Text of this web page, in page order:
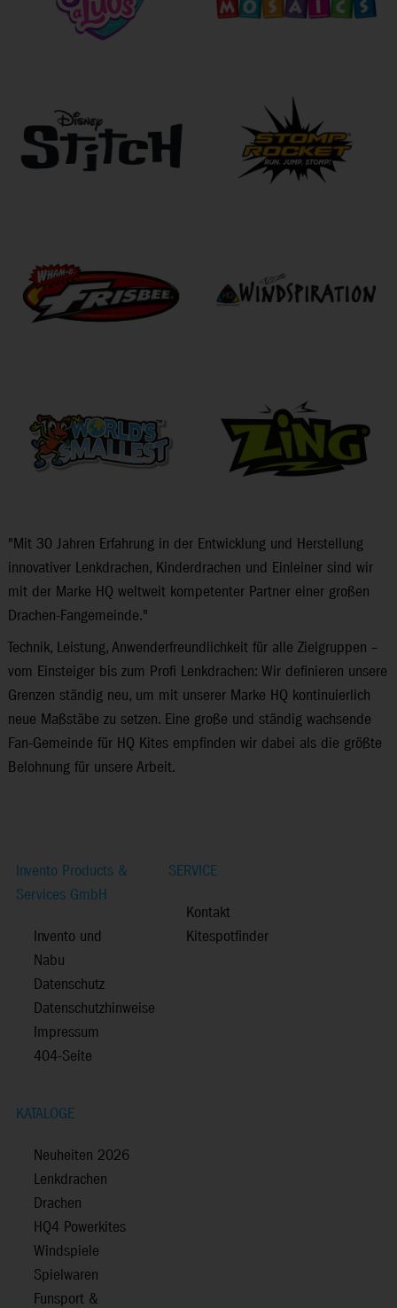
"Mit 30 Jahren Erfahrung in der Entwicklung und Herstellung
innovativer Lenkdrachen, Kinderdrachen und Einleiner sind wir
mit der Marke HQ weltweit kompetenter Partner einer großen
Drachen-Fan­gemeinde."
Technik, Leistung, Anwenderfreundlichkeit für alle Zielgruppen –
vom Einsteiger bis zum Profi Lenkdrachen: Wir definieren unsere
Grenzen ständig neu, um mit unserer Marke HQ kontinuierlich
neue Maßstäbe zu setzen. Eine große und ständig wachsende
Fan-Gemeinde für HQ Kites empfinden wir dabei als die größte
Belohnung für unsere Arbeit.
Invento Products &
Services GmbH
Invento und
Nabu
Datenschutz
Datenschutzhinweise
Impressum
404-Seite
SERVICE
Kontakt
Kitespotfinder
KATALOGE
Neuheiten 2026
Lenkdrachen
Drachen
HQ4 Powerkites
Windspiele
Spielwaren
Funsport &